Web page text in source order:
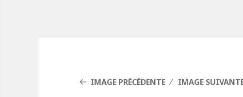
IMAGE PRÉCÉDENTE IMAGE